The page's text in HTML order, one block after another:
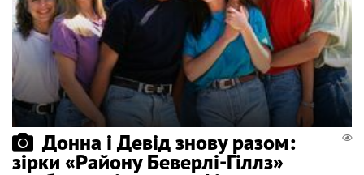
Донна і Девід знову разом:
зірки «Району Беверлі-Гіллз»